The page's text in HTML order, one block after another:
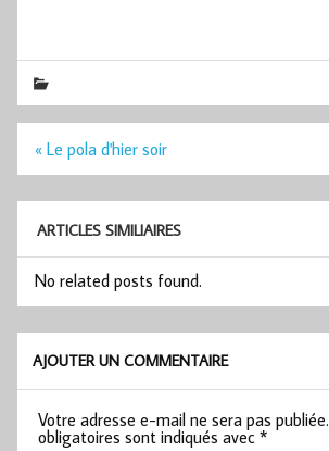
Navigation
« Le pola d'hier soir
ARTICLES SIMILIAIRES
No related posts found.
AJOUTER UN COMMENTAIRE
Votre adresse e-mail ne sera pas publiée.
obligatoires sont indiqués avec*